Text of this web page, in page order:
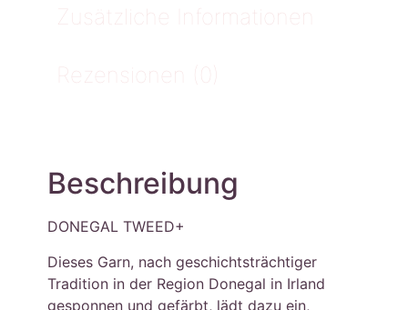
Zusätzliche Informationen
Rezensionen (0)
Beschreibung
DONEGAL TWEED+
Dieses Garn, nach geschichtsträchtiger
Tradition in der Region Donegal in Irland
gesponnen und gefärbt, lädt dazu ein,